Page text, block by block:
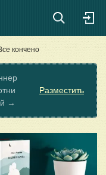
кончено
→
Разместить